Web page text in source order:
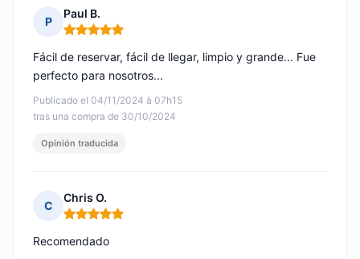
P
Paul B.
Nota: 5 de 5
Publicado el 04/11/2024 à 07h15
tras una compra de 30/10/2024
Fácil de reservar, fácil de llegar, limpio y grande... Fue
perfecto para nosotros...
Opinión traducida
C
Chris O.
Nota: 5 de 5
Recomendado